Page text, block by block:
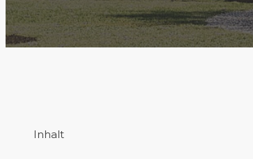
Inhalt